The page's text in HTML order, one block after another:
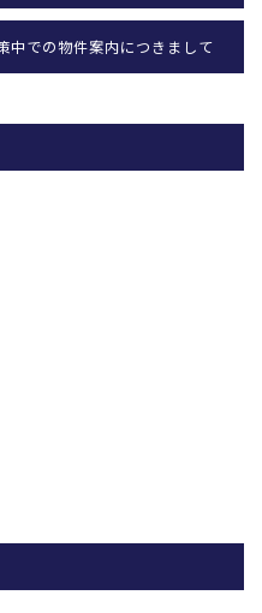
中での物件案内につきまして